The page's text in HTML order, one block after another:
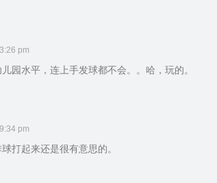
pm
园水平，连上手发球都不会。。哈，玩的。
pm
打起来还是很有意思的。